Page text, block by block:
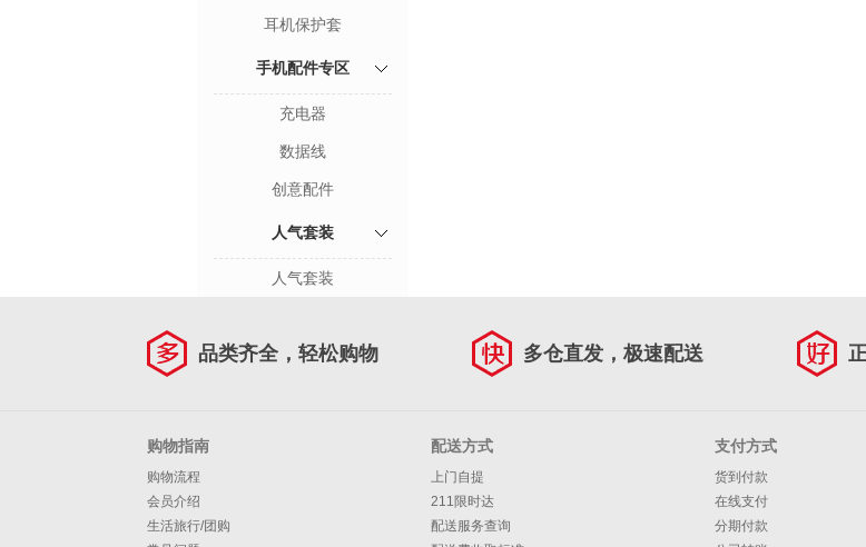
耳机保护套
手机配件专区
充电器
数据线
创意配件
人气套装
人气套装
品类齐全，轻松购物 多仓直发，极速配送
购物指南
购物流程
会员介绍
生活旅行/团购
配送方式
上门自提
211限时达
配送服务查询
支付方式
货到付款
在线支付
分期付款